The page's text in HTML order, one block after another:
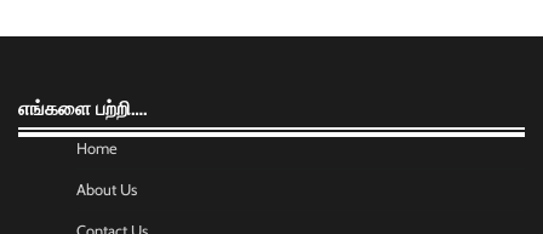
எங்களை பற்றி….
Home
About Us